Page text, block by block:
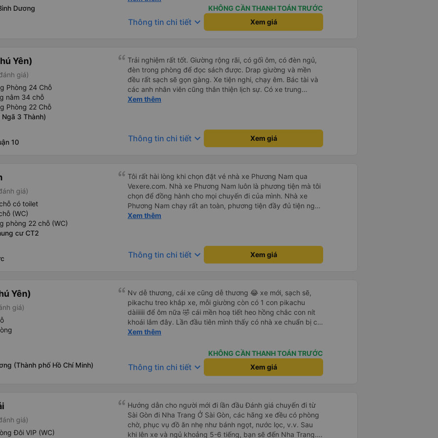
Dương
siêu nhiệt tình và dễ thương. Trước chuyến đi mình có gọi
cho bên tổng đài thì anh nhân viên hỗ trợ mình nói chuyện
siêu nhẹ nhàng và vui vẻ . Lúc mình lên xe trung chuyển và
thuốc say xe, dép, mền, gối và đặc biệt là có gối ôm.
Nchung là phải chấm nhà xe 10 sao mới đủ !!!
KHÔNG CẦN THANH TOÁN TRƯỚC
Thông tin chi tiết keyboard_arrow_down Xem giá
Yên)
giá)
Phòng 24 Chỗ
nằm 34 chỗ
Phòng 22 Chỗ
Ngã 3 Thành)
10
Trải nghiệm rất tốt. Giường rộng rãi, có gối ôm, có đèn ngủ,
đèn trong phòng để đọc sách được. Drap giường và mền
đều rất sạch sẽ gọn gàng. Xe tiện nghi, chạy êm. Bác tài và
các anh nhân viên cũng thân thiện lịch sự. Có xe trung
chuyển về nội thành thành phố tuy hoà rất tiện. Giá vé hợp
Xem thêm
Thông tin chi tiết keyboard_arrow_down Xem giá
giá)
có toilet
(WC)
phòng 22 chỗ (WC)
cư CT2
Tôi rất hài lòng khi chọn đặt vé nhà xe Phương Nam qua
Vexere.com. Nhà xe Phương Nam luôn là phương tiện mà tôi
chọn để đồng hành cho mọi chuyến đi của mình. Nhà xe
Phương Nam chạy rất an toàn, phương tiện đầy đủ tiện nghi
thoải mái, thái độ phục vụ rất vui vẻ lịch sự, xe chạy đúng
di chuyển cho cuộc hành trình của mình. Chân thành cảm ơn
Vexere đã kết nối cho tôi với Nhà xe Phương Nam giúp cho
tôi luôn thoải mái suốt hành trình của mình.
Xem thêm
Thông tin chi tiết keyboard_arrow_down Xem giá
Yên)
giá)
(Thành phố Hồ Chí Minh)
Nv dễ thương, cái xe cũng dễ thương 😂 xe mới, sạch sẽ,
pikachu treo khắp xe, mỗi giường còn có 1 con pikachu
dàiiiiii để ôm nữa 🤣 cái mền hoạ tiết heo hồng chắc con nít
khoái lắm đây. Lần đầu tiên mình thấy có nhà xe chuẩn bị cả
bàn chải đánh răng. Có 2 ông bà cụ lên xe còn được nv dẫn
Xem thêm
KHÔNG CẦN THANH TOÁN TRƯỚC
Thông tin chi tiết keyboard_arrow_down Xem giá
giá)
Đôi VIP (WC)
Hướng dẫn cho người mới đi lần đầu Đánh giá chuyến đi từ
Sài Gòn đi Nha Trang Ở Sài Gòn, các hãng xe đều có phòng
chờ, phục vụ đồ ăn nhẹ như bánh ngọt, nước lọc, v.v. Sau
khi lên xe và ngủ khoảng 5-6 tiếng, bạn sẽ đến Nha Trang.